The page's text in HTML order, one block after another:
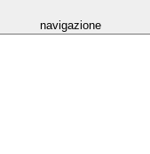
navigazione